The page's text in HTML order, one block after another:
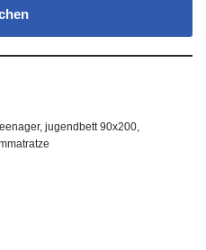
, jugendbett 90x200,